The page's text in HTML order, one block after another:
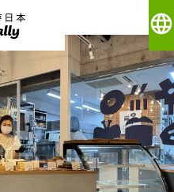
language